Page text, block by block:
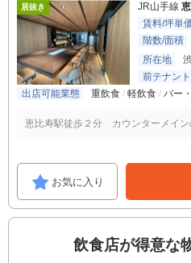
居抜き JR山手線
賃料/坪単
階数/面積
所在地
前テナント
出店可能業態
重飲食 軽飲食 バー
恵比寿駅徒歩２分 カウンターメイン
お気に入り
飲食店が得意な